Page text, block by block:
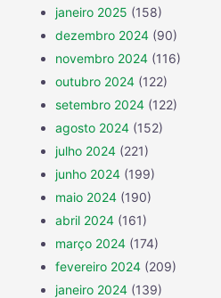
janeiro 2025 (158)
dezembro 2024 (90)
novembro 2024 (116)
outubro 2024 (122)
setembro 2024 (122)
agosto 2024 (152)
julho 2024 (221)
junho 2024 (199)
maio 2024 (190)
abril 2024 (161)
março 2024 (174)
fevereiro 2024 (209)
janeiro 2024 (139)